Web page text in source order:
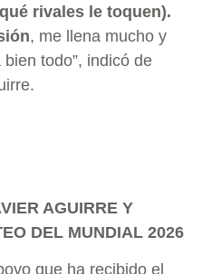
rivales le toquen).
, me llena mucho y
todo”, indicó de
AGUIRRE Y
DEL MUNDIAL 2026
que ha recibido el